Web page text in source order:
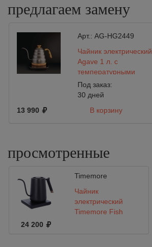
предлагаем замену
Арт.:AG-HG2449
Чайник электрический
Agave 1 л. c
температурными
режимами
Под заказ:
30 дней
13 990
В корзину
просмотренные
Timemore
Чайник
электрический
Timemore Fish
24 200